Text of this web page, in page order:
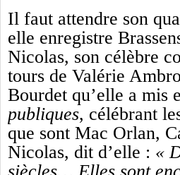
Il faut attendre son
elle enregistre
Nicolas, son célèbre
tours de Valérie
Bourdet qu’elle a mis
publiques, célébrant
que sont Mac Orlan,
Nicolas, dit d’elle : «